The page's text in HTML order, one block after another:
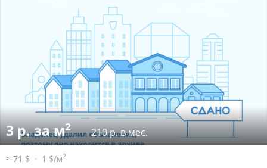
3 р. за м2 210 р. в мес.
≈ 71 $ 1 $/м2